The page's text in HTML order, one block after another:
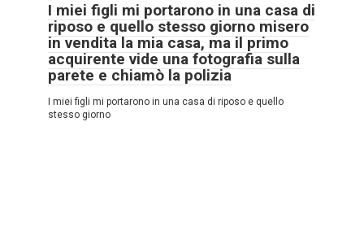
I miei figli mi portarono in una casa di
riposo e quello stesso giorno misero
in vendita la mia casa, ma il primo
acquirente vide una fotografia sulla
parete e chiamò la polizia
I miei figli mi portarono in una casa di riposo e quello
stesso giorno